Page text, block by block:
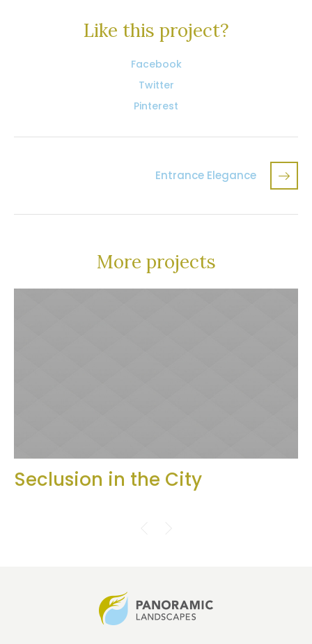
Like this project?
Facebook
Twitter
Pinterest
Entrance Elegance
More projects
Seclusion in the City